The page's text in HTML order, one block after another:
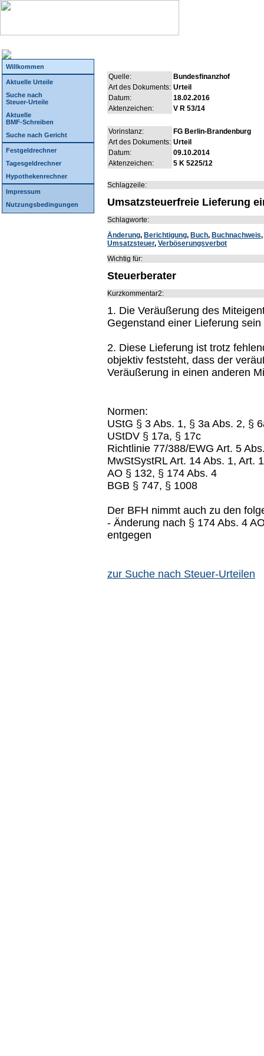
Willkommen
Aktuelle Urteile
Suche nach
Steuer-Urteile
Aktuelle
BMF-Schreiben
Suche nach Gericht
Festgeldrechner
Tagesgeldrechner
Hypothekenrechner
Impressum
Nutzungsbedingungen
Quelle:
Bundesfinanzhof
Art des Dokuments: Urteil
Datum:
18.02.2016
Aktenzeichen:
V R 53/14
Vorinstanz:
FG Berlin-Brandenburg
Art des Dokuments: Urteil
Datum:
09.10.2014
Aktenzeichen:
5 K 5225/12
Schlagzeile:
Umsatzsteuerfreie Lieferung
Schlagworte:
Änderung, Berichtigung, Buch, Buchnachweis,
Umsatzsteuer, Verböserungsverbot
Wichtig für:
Steuerberater
Kurzkommentar2:
1. Die Veräußerung des
Gegenstand einer Lieferung
2. Diese Lieferung ist trotz
objektiv feststeht, dass der
Veräußerung in einen anderen
Normen:
UStG § 3 Abs. 1, § 3a Abs. 2, §
UStDV § 17a, § 17c
Richtlinie 77/388/EWG Art. 5
MwStSystRL Art. 14 Abs. 1, Art.
AO § 132, § 174 Abs. 4
BGB § 747, § 1008
Der BFH nimmt auch zu den
- Änderung nach § 174 Abs. 4
entgegen
zur Suche nach Steuer-Urteilen